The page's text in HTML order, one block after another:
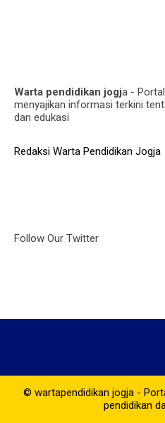
Warta pendidikan jogja -
menyajikan informasi terkini
dan edukasi
Redaksi Warta Pendidikan Jogja
Follow Our Twitter
© wartapendidikan jogja -
pendidikan